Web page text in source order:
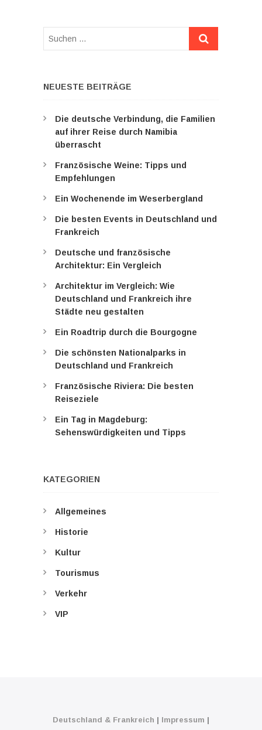
Suchen
NEUESTE BEITRÄGE
Die deutsche Verbindung, die Familien
auf ihrer Reise durch Namibia
überrascht
Französische Weine: Tipps und
Empfehlungen
Ein Wochenende im Weserbergland
Die besten Events in Deutschland und
Frankreich
Deutsche und französische
Architektur: Ein Vergleich
Architektur im Vergleich: Wie
Deutschland und Frankreich ihre
Städte neu gestalten
Ein Roadtrip durch die Bourgogne
Die schönsten Nationalparks in
Deutschland und Frankreich
Französische Riviera: Die besten
Reiseziele
Ein Tag in Magdeburg:
Sehenswürdigkeiten und Tipps
KATEGORIEN
Allgemeines
Historie
Kultur
Tourismus
Verkehr
VIP
Deutschland & Frankreich | Impressum |